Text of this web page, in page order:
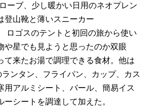
ーブ、少し暖かい日用のネオプレン
登山靴と薄いスニーカー
ゴスのテントと初回の旅から使い
や星でも見ようと思ったのか双眼
て来たお湯で調理できる食材。他は
ンタン、フライパン、カップ、カス
用アルミシート、バール、簡易イス
シートを調達して加えた。